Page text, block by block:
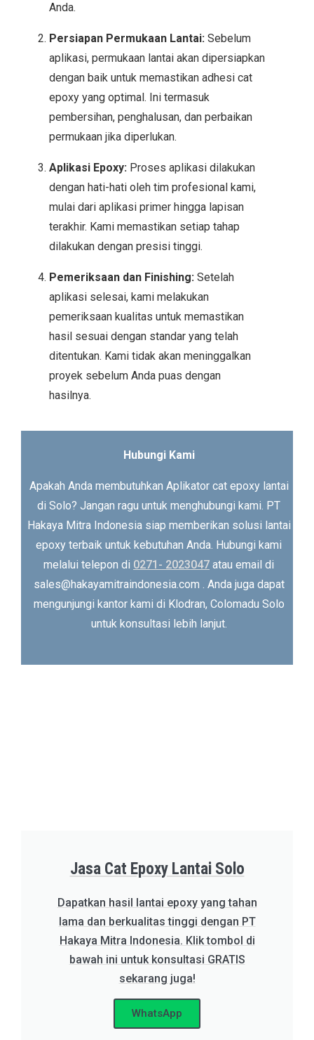
Anda.
Persiapan Permukaan Lantai: Sebelum
aplikasi, permukaan lantai akan dipersiapkan
dengan baik untuk memastikan adhesi cat
epoxy yang optimal. Ini termasuk
pembersihan, penghalusan, dan perbaikan
permukaan jika diperlukan.
Aplikasi Epoxy: Proses aplikasi dilakukan
dengan hati-hati oleh tim profesional kami,
mulai dari aplikasi primer hingga lapisan
terakhir. Kami memastikan setiap tahap
dilakukan dengan presisi tinggi.
Pemeriksaan dan Finishing: Setelah
aplikasi selesai, kami melakukan
pemeriksaan kualitas untuk memastikan
hasil sesuai dengan standar yang telah
ditentukan. Kami tidak akan meninggalkan
proyek sebelum Anda puas dengan
hasilnya.
Hubungi Kami
Apakah Anda membutuhkan Aplikator cat epoxy lantai
di Solo? Jangan ragu untuk menghubungi kami. PT
Hakaya Mitra Indonesia siap memberikan solusi lantai
epoxy terbaik untuk kebutuhan Anda. Hubungi kami
melalui telepon di 0271- 2023047 atau email di
sales@hakayamitraindonesia.com . Anda juga dapat
mengunjungi kantor kami di Klodran, Colomadu Solo
untuk konsultasi lebih lanjut.
Jasa Cat Epoxy Lantai Solo
Dapatkan hasil lantai epoxy yang tahan
lama dan berkualitas tinggi dengan PT
Hakaya Mitra Indonesia. Klik tombol di
bawah ini untuk konsultasi GRATIS
sekarang juga!
WhatsApp